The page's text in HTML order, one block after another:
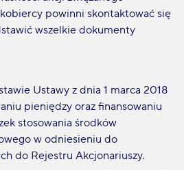
powinni skontaktować się
wszelkie dokumenty
Ustawy z dnia 1 marca 2018
pieniędzy oraz finansowaniu
stosowania środków
w odniesieniu do
do Rejestru Akcjonariuszy.